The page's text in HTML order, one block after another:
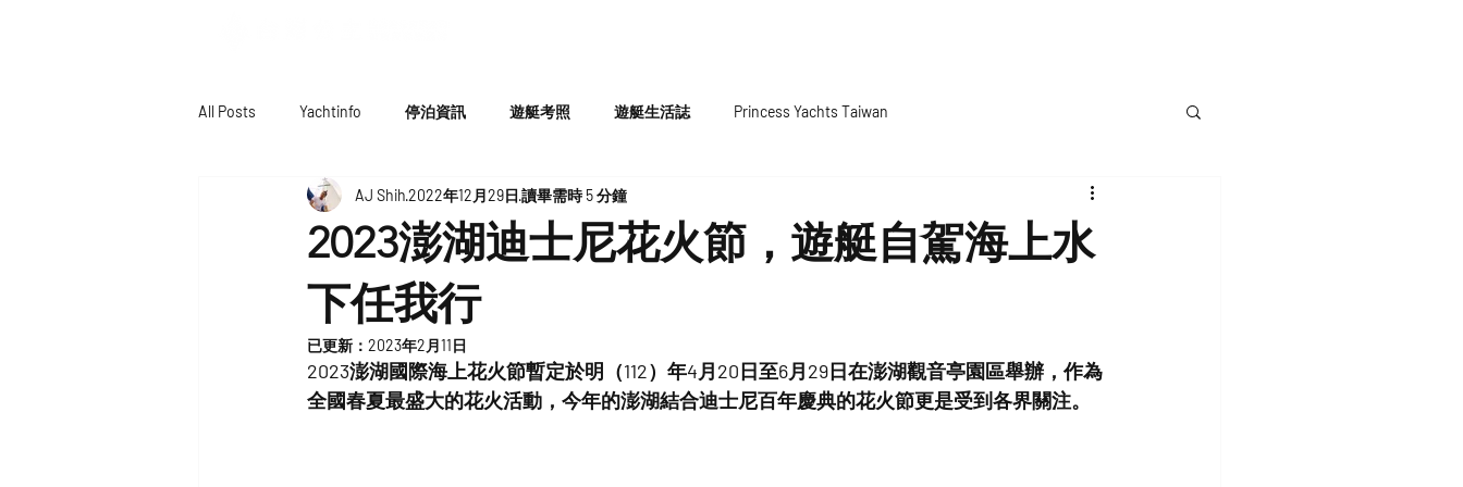
All Posts Yachtinfo 停泊資訊 遊艇考照 遊艇生活誌 Princess Yachts Taiwan
2023澎湖迪士尼花火節，遊艇自駕海上水
下任我行
AJ Shih2022年12月29日 讀畢需時 5 分鐘
已更新： 2023年2月11日
2023澎湖國際海上花火節暫定於明（112）年4月20日至6月29日在澎湖觀音亭園區舉辦，作為
全國春夏最盛大的花火活動，今年的澎湖結合迪士尼百年慶典的花火節更是受到各界關注。